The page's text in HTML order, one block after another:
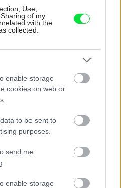
Use,
of my
with the
collected.
enable storage
cookies on web or
to be sent to
purposes.
send me
enable storage
bývanie pre